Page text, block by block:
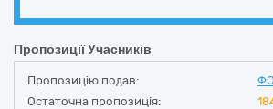
Пропозиції Учасників
Пропозицію подав:
Остаточна пропозиція: